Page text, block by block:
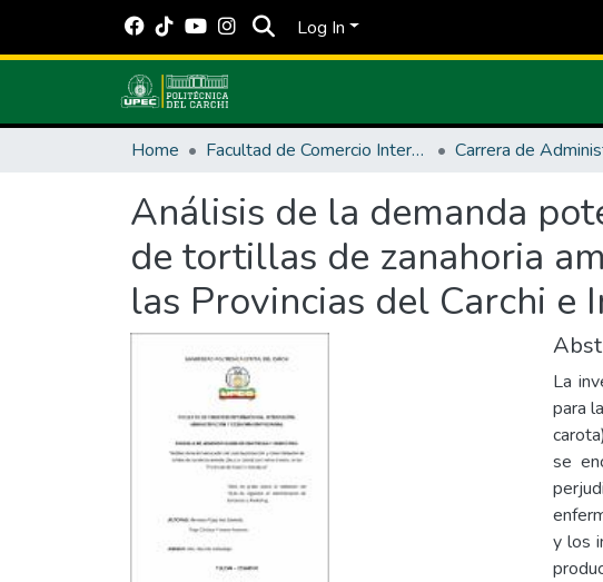
Log In
Home Facultad de Comercio Internacional, Integración, Administración y Economía Empresarial
Análisis de la demanda
de tortillas de zanahoria
las Provincias del Carchi e
La
para
se
y los